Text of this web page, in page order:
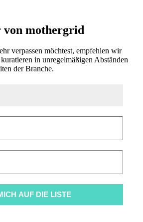
von mothergrid
verpassen möchtest, empfehlen wir
in unregelmäßigen Abständen
der Branche.